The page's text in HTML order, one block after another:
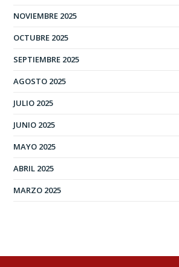
NOVIEMBRE 2025
OCTUBRE 2025
SEPTIEMBRE 2025
AGOSTO 2025
JULIO 2025
JUNIO 2025
MAYO 2025
ABRIL 2025
MARZO 2025